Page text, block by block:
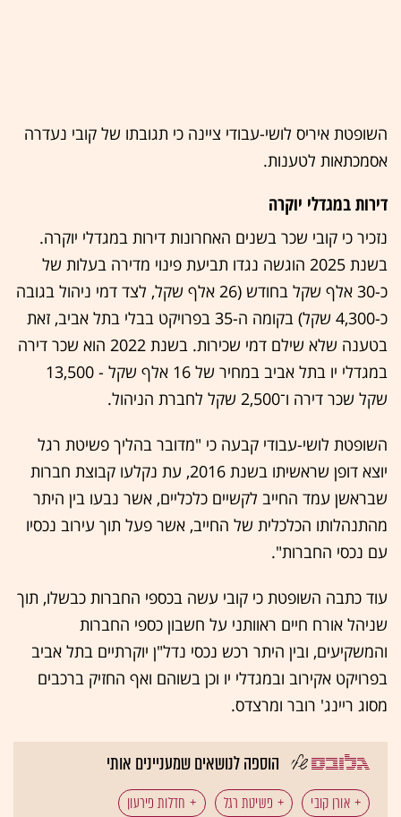
השופטת איריס לושי-עבודי ציינה כי תגובתו של קובי נעדרה
אסמכתאות לטענות.
דירות במגדלי יוקרה
נזכיר כי קובי שכר בשנים האחרונות דירות במגדלי יוקרה.
בשנת 2025 הוגשה נגדו תביעת פינוי מדירה בעלות של
כ-30 אלף שקל בחודש (26 אלף שקל, לצד דמי ניהול בגובה
כ-4,300 שקל) בקומה ה-35 בפרויקט בבלי בתל אביב, זאת
בטענה שלא שילם דמי שכירות. בשנת 2022 הוא שכר דירה
במגדלי יו בתל אביב במחיר של 16 אלף שקל - 13,500
שקל שכר דירה ו־2,500 שקל לחברת הניהול.
השופטת לושי-עבודי קבעה כי "מדובר בהליך פשיטת רגל
יוצא דופן שראשיתו בשנת 2016, עת נקלעו קבוצת חברות
שבראשן עמד החייב לקשיים כלכליים, אשר נבעו בין היתר
מהתנהלותו הכלכלית של החייב, אשר פעל תוך עירוב נכסיו
עם נכסי החברות".
עוד כתבה השופטת כי קובי עשה בכספי החברות כבשלו, תוך
שניהל אורח חיים ראוותני על חשבון כספי החברות
והמשקיעים, ובין היתר רכש נכסי נדל"ן יוקרתיים בתל אביב
בפרויקט אקירוב ובמגדלי יו וכן בשוהם ואף החזיק ברכבים
מסוג ריינג' רובר ומרצדס.
הוספה לנושאים שמעניינים אותי
אורן קובי פשיטת רגל חדלות פירעון